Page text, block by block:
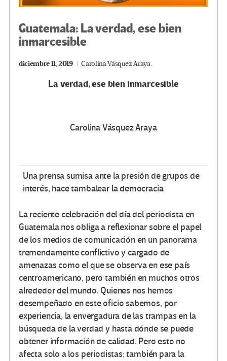
Guatemala: La verdad, ese bien
inmarcesible
diciembre 11, 2019 Carolina Vásquez Araya.
La verdad, ese bien inmarcesible
Carolina Vásquez Araya
Una prensa sumisa ante la presión de grupos de
interés, hace tambalear la democracia
La reciente celebración del día del periodista en
Guatemala nos obliga a reflexionar sobre el papel
de los medios de comunicación en un panorama
tremendamente conflictivo y cargado de
amenazas como el que se observa en ese país
centroamericano, pero también en muchos otros
alrededor del mundo. Quienes nos hemos
desempeñado en este oficio sabemos, por
experiencia, la envergadura de las trampas en la
búsqueda de la verdad y hasta dónde se puede
obtener información de calidad. Pero esto no
afecta solo a los periodistas; también para la